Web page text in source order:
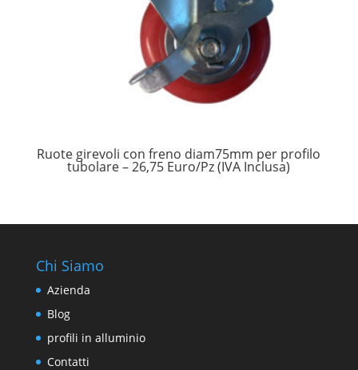
Ruote girevoli con freno diam75mm per profilo
tubolare – 26,75 Euro/Pz (IVA Inclusa)
Chi Siamo
Azienda
Blog
profili in alluminio
Contatti